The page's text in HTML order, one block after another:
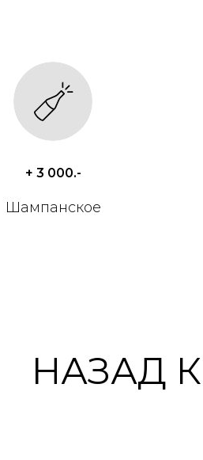
+ 3 000.-
Шампанское
НАЗАД